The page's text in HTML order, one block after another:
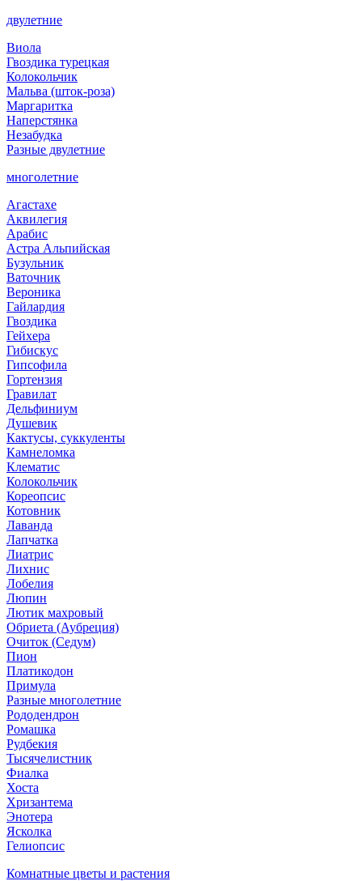
двулетние
Виола
Гвоздика турецкая
Колокольчик
Мальва (шток-роза)
Маргаритка
Наперстянка
Незабудка
Разные двулетние
многолетние
Агастахе
Аквилегия
Арабис
Астра Альпийская
Бузульник
Ваточник
Вероника
Гайлардия
Гвоздика
Гейхера
Гибискус
Гипсофила
Гортензия
Гравилат
Дельфиниум
Душевик
Кактусы, суккуленты
Камнеломка
Клематис
Колокольчик
Кореопсис
Котовник
Лаванда
Лапчатка
Лиатрис
Лихнис
Лобелия
Люпин
Лютик махровый
Обриета (Аубреция)
Очиток (Седум)
Пион
Платикодон
Примула
Разные многолетние
Рододендрон
Ромашка
Рудбекия
Тысячелистник
Фиалка
Хоста
Хризантема
Энотера
Ясколка
Гелиопсис
Комнатные цветы и растения